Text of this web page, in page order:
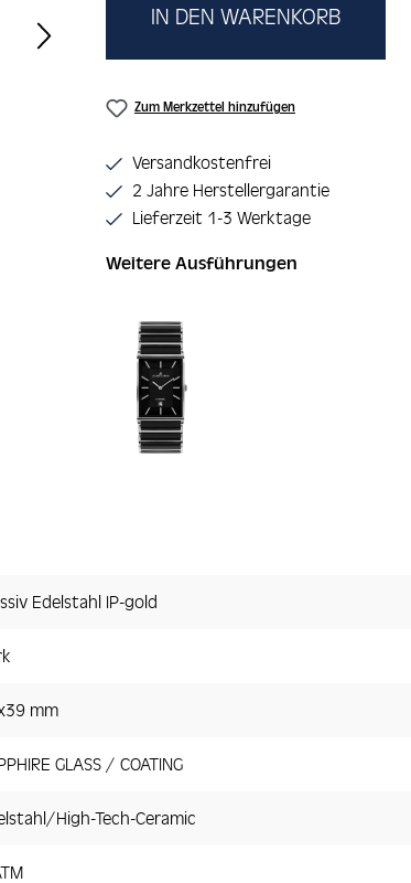
IN DEN WARENKORB
Zum Merkzettel hinzufügen
Versandkostenfrei
2 Jahre Herstellergarantie
Lieferzeit 1-3 Werktage
Weitere Ausführungen
Produktgalerie überspringen
Edelstahl IP-gold
mm
GLASS / COATING
High-Tech-Ceramic